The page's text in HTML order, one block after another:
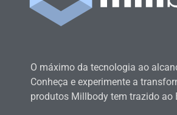
O máximo da tecnologia ao
Conheça e experimente a
produtos Millbody tem trazido ao